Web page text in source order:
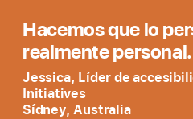
Hacemos que lo
realmente personal.
Jessica, Líder de
Initiatives
Sídney, Australia